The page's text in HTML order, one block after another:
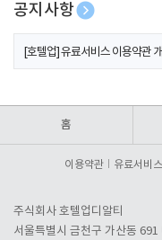
공지사항
[호텔업] 개인정보 처리방침 개정
[호텔업] 유료서비스 이용약관
홈
이용약관 유료서비
주식회사 호텔업디알티
서울특별시 금천구 가산동